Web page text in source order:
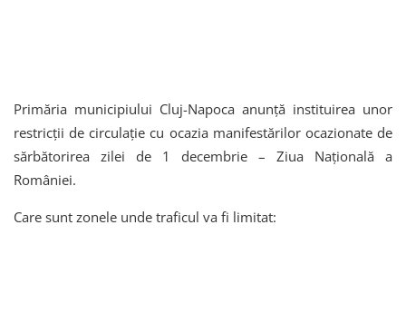
Primăria municipiului Cluj-Napoca anunță instituirea unor
restricții de circulație cu ocazia manifestărilor ocazionate de
sărbătorirea zilei de 1 decembrie – Ziua Națională a
României.
Care sunt zonele unde traficul va fi limitat: